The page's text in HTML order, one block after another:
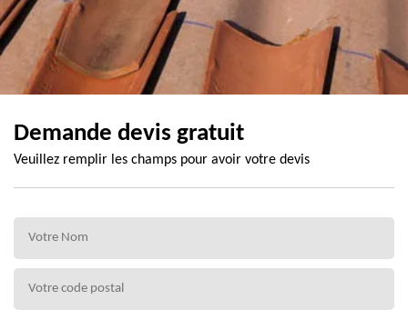
Demande devis gratuit
Veuillez remplir les champs pour avoir votre devis